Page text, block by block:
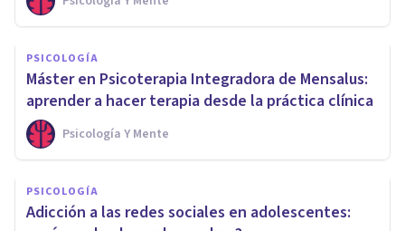
PSICOLOGÍA
Máster en Psicoterapia Integradora de Mensalus:
aprender a hacer terapia desde la práctica clínica
Psicología Y Mente
PSICOLOGÍA
Adicción a las redes sociales en adolescentes: